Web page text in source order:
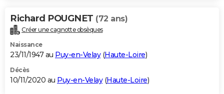
Richard POUGNET (72 ans)
Créer une cagnotte obsèques
Naissance
23/11/1947 au Puy-en-Velay(Haute-Loire)
Décès
10/11/2020 au Puy-en-Velay(Haute-Loire)